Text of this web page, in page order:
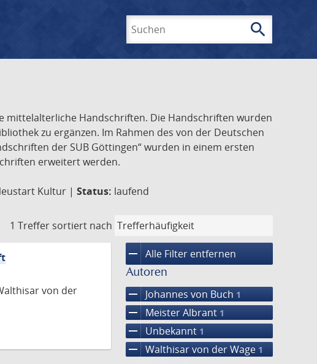
search
mittelalterliche Handschriften. Die Handschriften wurden
zu ergänzen. Im Rahmen des von der Deutschen
der SUB Göttingen“ wurden in einem ersten
erweitert werden.
Kultur | Status: laufend
1 Treffer sortiert nach
remove Alle Filter entfernen
Autoren
remove Johannes von Buch 1
remove Meister Albrant 1
remove Unbekannt 1
remove Walthisar von der Wage 1
von der